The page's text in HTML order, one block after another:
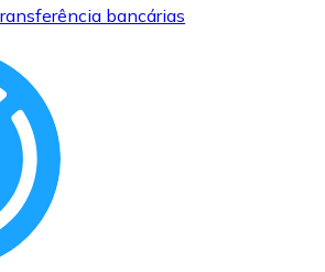
bancárias